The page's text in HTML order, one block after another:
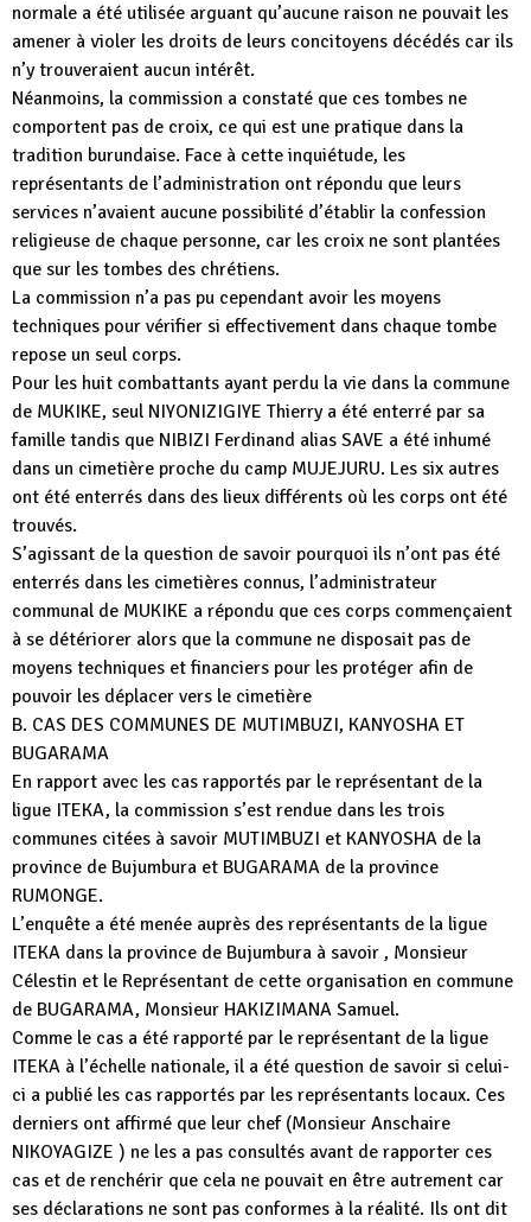
normale a été utilisée arguant qu’aucune raison ne pouvait les
amener à violer les droits de leurs concitoyens décédés car ils
n’y trouveraient aucun intérêt.
Néanmoins, la commission a constaté que ces tombes ne
comportent pas de croix, ce qui est une pratique dans la
tradition burundaise. Face à cette inquiétude, les
représentants de l’administration ont répondu que leurs
services n’avaient aucune possibilité d’établir la confession
religieuse de chaque personne, car les croix ne sont plantées
que sur les tombes des chrétiens.
La commission n’a pas pu cependant avoir les moyens
techniques pour vérifier si effectivement dans chaque tombe
repose un seul corps.
Pour les huit combattants ayant perdu la vie dans la commune
de MUKIKE, seul NIYONIZIGIYE Thierry a été enterré par sa
famille tandis que NIBIZI Ferdinand alias SAVE a été inhumé
dans un cimetière proche du camp MUJEJURU. Les six autres
ont été enterrés dans des lieux différents où les corps ont été
trouvés.
S’agissant de la question de savoir pourquoi ils n’ont pas été
enterrés dans les cimetières connus, l’administrateur
communal de MUKIKE a répondu que ces corps commençaient
à se détériorer alors que la commune ne disposait pas de
moyens techniques et financiers pour les protéger afin de
pouvoir les déplacer vers le cimetière
B. CAS DES COMMUNES DE MUTIMBUZI, KANYOSHA ET
BUGARAMA
En rapport avec les cas rapportés par le représentant de la
ligue ITEKA, la commission s’est rendue dans les trois
communes citées à savoir MUTIMBUZI et KANYOSHA de la
province de Bujumbura et BUGARAMA de la province
RUMONGE.
L’enquête a été menée auprès des représentants de la ligue
ITEKA dans la province de Bujumbura à savoir , Monsieur
Célestin et le Représentant de cette organisation en commune
de BUGARAMA, Monsieur HAKIZIMANA Samuel.
Comme le cas a été rapporté par le représentant de la ligue
ITEKA à l’échelle nationale, il a été question de savoir si celui-
ci a publié les cas rapportés par les représentants locaux. Ces
derniers ont affirmé que leur chef (Monsieur Anschaire
NIKOYAGIZE ) ne les a pas consultés avant de rapporter ces
cas et de renchérir que cela ne pouvait en être autrement car
ses déclarations ne sont pas conformes à la réalité. Ils ont dit